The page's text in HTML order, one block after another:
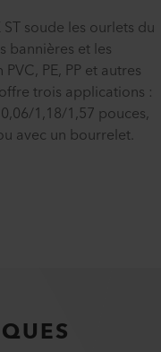
soude les ourlets du
bannières et les
PE, PP et autres
trois applications :
1,18/1,57 pouces,
avec un bourrelet.